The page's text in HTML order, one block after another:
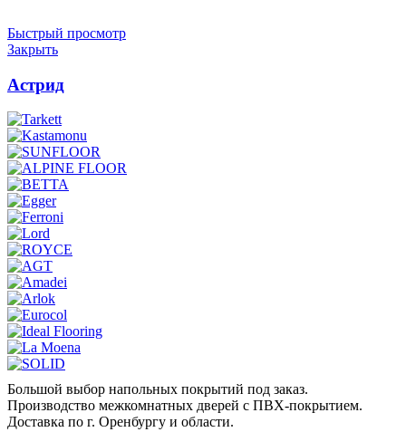
Быстрый просмотр
Закрыть
Астрид
Большой выбор напольных покрытий под заказ.
Производство межкомнатных дверей с ПВХ-покрытием.
Доставка по г. Оренбургу и области.